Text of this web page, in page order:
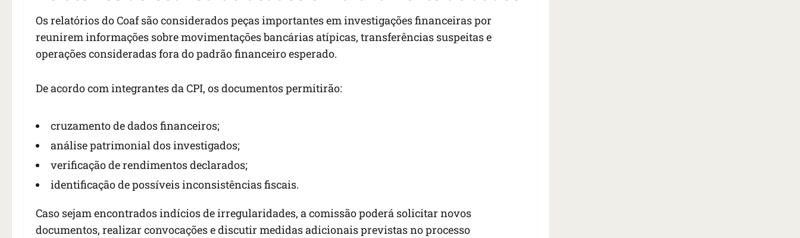
Os relatórios do Coaf são considerados peças importantes em investigações financeiras por
reunirem informações sobre movimentações bancárias atípicas, transferências suspeitas e
operações consideradas fora do padrão financeiro esperado.
De acordo com integrantes da CPI, os documentos permitirão:
cruzamento de dados financeiros;
análise patrimonial dos investigados;
verificação de rendimentos declarados;
identificação de possíveis inconsistências fiscais.
Caso sejam encontrados indícios de irregularidades, a comissão poderá solicitar novos
documentos, realizar convocações e discutir medidas adicionais previstas no processo